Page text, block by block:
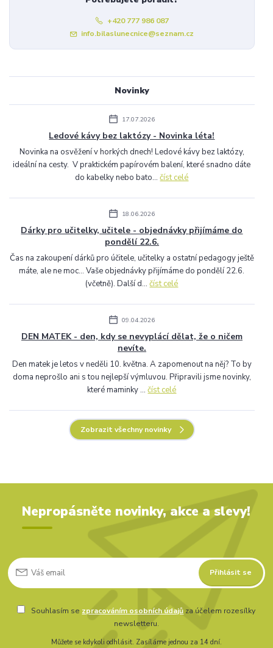
+420 777 986 087
info.bilaslunecnice@seznam.cz
Novinky
17.07.2026
Ledové kávy bez laktózy - Novinka léta!
Novinka na osvěžení v horkých dnech! Ledové kávy bez laktózy,
ideální na cesty. V praktickém papírovém balení, které snadno dáte
do kabelky nebo bato...číst celé
18.06.2026
Dárky pro učitelky, učitele - objednávky přijímáme do
pondělí 22.6.
Čas na zakoupení dárků pro účitele, učitelky a ostatní pedagogy ještě
máte, ale ne moc... Vaše objednávky přijímáme do pondělí 22.6.
(včetně). Další d...číst celé
09.04.2026
DEN MATEK - den, kdy se nevyplácí dělat, že o ničem
nevíte.
Den matek je letos v neděli 10. května. A zapomenout na něj? To by
doma neprošlo ani s tou nejlepší výmluvou. Připravili jsme novinky,
které maminky ...číst celé
Zobrazit všechny novinky
Nepropásněte novinky, akce a slevy!
Přihlásit se
Souhlasím se zpracováním osobních údajů za účelem rozesílky
newsletteru.
Můžete se kdykoli odhlásit. Zasíláme jednou za 14 dní.